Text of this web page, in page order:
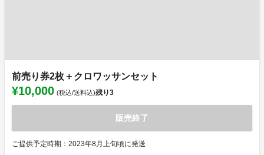
前売り券2枚＋クロワッサンセット
¥10,000 (税込/送料込)残り3
販売終了
ご提供予定時期：2023年8月上旬頃に発送